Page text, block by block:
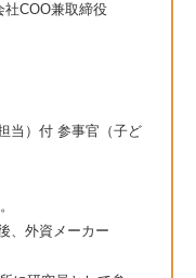
COO兼取締役
）付 参事官（子ど
外資メーカー